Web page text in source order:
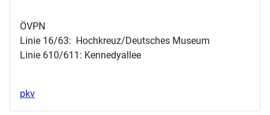
ÖVPN
Linie 16/63: Hochkreuz/Deutsches Museum
Linie 610/611: Kennedyallee
pkv